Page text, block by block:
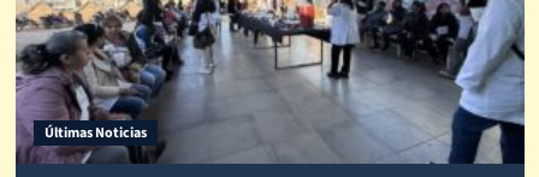
Últimas Noticias